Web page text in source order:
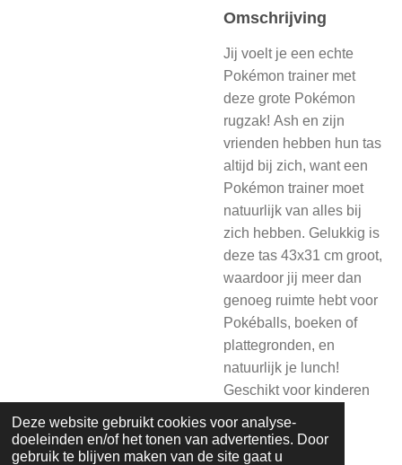
Deze website gebruikt cookies voor analyse-
doeleinden en/of het tonen van advertenties. Door
gebruik te blijven maken van de site gaat u
Omschrijving
Jij voelt je een echte
Pokémon trainer met
deze grote Pokémon
rugzak! Ash en zijn
vrienden hebben hun tas
altijd bij zich, want een
Pokémon trainer moet
natuurlijk van alles bij
zich hebben. Gelukkig is
deze tas 43x31 cm groot,
waardoor jij meer dan
genoeg ruimte hebt voor
Pokéballs, boeken of
plattegronden, en
natuurlijk je lunch!
Geschikt voor kinderen